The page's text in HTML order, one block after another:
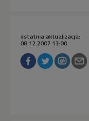
ostatnia aktualizacja:
08.12.2007 13:00